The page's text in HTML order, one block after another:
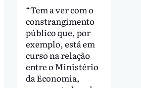
“Tem a ver com o
constrangimento
público que, por
exemplo, está em
curso na relação
entre o Ministério
da Economia,